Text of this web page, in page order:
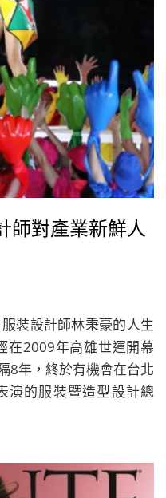
師對產業新鮮人
裝設計師林秉豪的人生
在2009年高雄世運開幕
8年，終於有機會在台北
演的服裝暨造型設計總